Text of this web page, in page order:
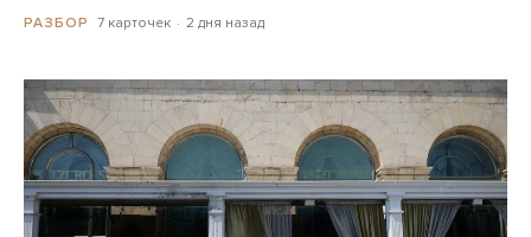
РАЗБОР 7 карточек 2 дня назад